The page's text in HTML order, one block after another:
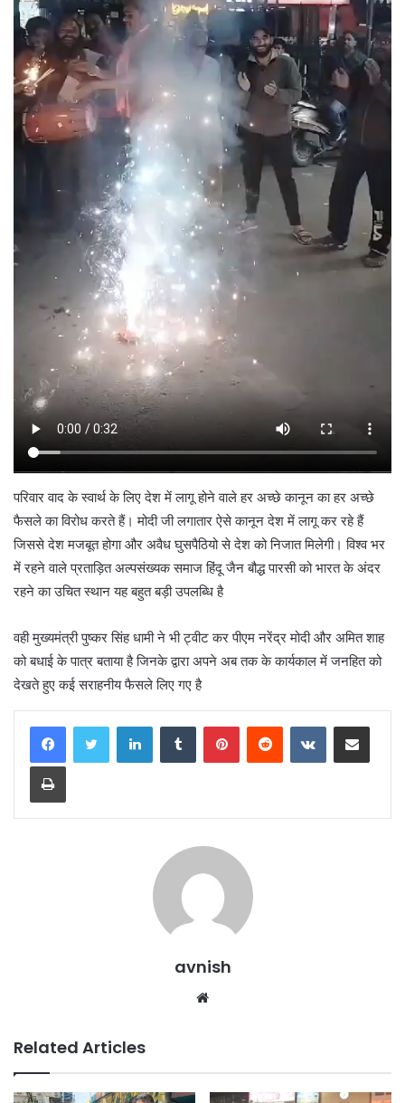
परिवार वाद के स्वार्थ के लिए देश में लागू होने वाले हर अच्छे कानून का हर अच्छे
फैसले का विरोध करते हैं। मोदी जी लगातार ऐसे कानून देश में लागू कर रहे हैं
जिससे देश मजबूत होगा और अवैध घुसपैठियो से देश को निजात मिलेगी। विश्व भर
में रहने वाले प्रताड़ित अल्पसंख्यक समाज हिंदू जैन बौद्ध पारसी को भारत के अंदर
रहने का उचित स्थान यह बहुत बड़ी उपलब्धि है
वही मुख्यमंत्री पुष्कर सिंह धामी ने भी ट्वीट कर पीएम नरेंद्र मोदी और अमित शाह
को बधाई के पात्र बताया है जिनके द्वारा अपने अब तक के कार्यकाल में जनहित को
देखते हुए कई सराहनीय फैसले लिए गए है
LinkedInTumblr PinterestReddit VKontakteShare via Email
Print
avnish
Related Articles